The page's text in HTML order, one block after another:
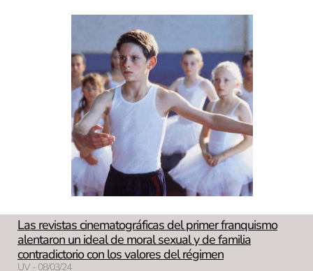
Las revistas cinematográficas del primer franquismo
alentaron un ideal de moral sexual y de familia
contradictorio con los valores del régimen
UV - 08/03/24